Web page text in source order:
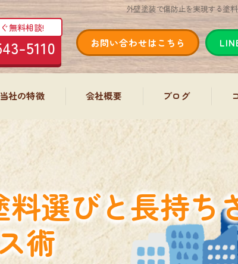
外壁塗装で傷防止を実現する塗
無料相談!
5110 お問い合わせはこちら
当社の特徴
ォーム
装
回り
会社概要 ブログ
選びと長持ち
術